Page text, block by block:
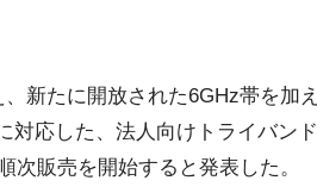
新たに開放された6GHz帯を加え
対応した、法人向けトライバンド
次販売を開始すると発表した。